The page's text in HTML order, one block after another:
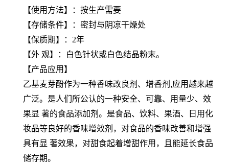
【使用方法】：按生产需要
【存储条件】：密封与阴凉干燥处
【保质期】：2年
【外 观】：白色针状或白色结晶粉末。
【产品应用】
乙基麦芽酚作为一种香味改良剂、增香剂,应用越来越
广泛。是人们所公认的一种安全、可靠、用量少、效
果显 著的食品添加剂。是食品、饮料、果酒、日用化
妆品等良好的香味增效剂，对食品的香味改善和增强
具有显 著效果，对甜食起着增甜作用，且能延长食品
储存期。